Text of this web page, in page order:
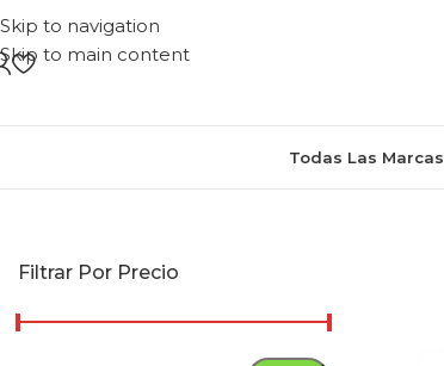
Skip to navigation
Skip to main content
Todas Las Marcas
Filtrar Por Precio